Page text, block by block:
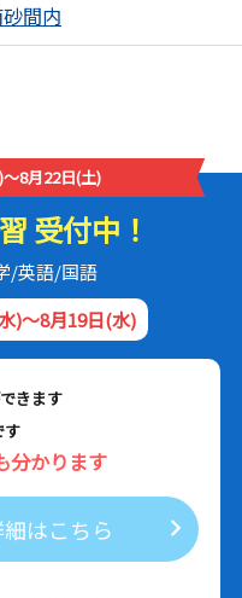
間内
8月22日(土)
受付中！
/英語/国語
)～8月19日(水)
きます
す
分かります
はこちら